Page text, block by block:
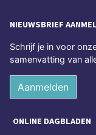
NIEUWSBRIEF
Schrijf je in voor
samenvatting van
Aanmelden
ONLINE DAGBLADEN